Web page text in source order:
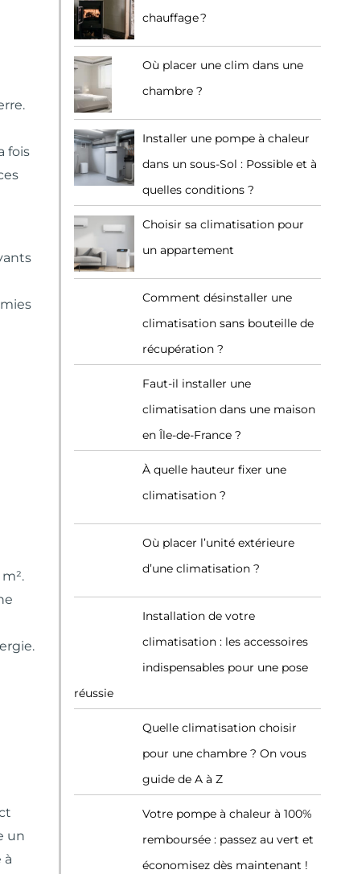
fois
un
à
chauffage ?
Où placer une clim dans une
chambre ?
Installer une pompe à chaleur
dans un sous-Sol : Possible et à
quelles conditions ?
Choisir sa climatisation pour
un appartement
Comment désinstaller une
climatisation sans bouteille de
récupération ?
Faut-il installer une
climatisation dans une maison
en Île-de-France ?
À quelle hauteur fixer une
climatisation ?
Où placer l’unité extérieure
d’une climatisation ?
Installation de votre
climatisation : les accessoires
indispensables pour une pose
réussie
Quelle climatisation choisir
pour une chambre ? On vous
guide de A à Z
Votre pompe à chaleur à 100%
remboursée : passez au vert et
économisez dès maintenant !